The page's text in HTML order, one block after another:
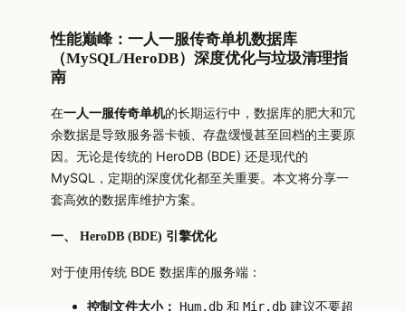
性能巅峰：一人一服传奇单机数据库
（MySQL/HeroDB）深度优化与垃圾清理指
南
在一人一服传奇单机的长期运行中，数据库的肥大和冗
余数据是导致服务器卡顿、存盘缓慢甚至回档的主要原
因。无论是传统的 HeroDB (BDE) 还是现代的
MySQL，定期的深度优化都至关重要。本文将分享一
套高效的数据库维护方案。
一、 HeroDB (BDE) 引擎优化
对于使用传统 BDE 数据库的服务端：
控制文件大小： Hum.db 和 Mir.db 建议不要超